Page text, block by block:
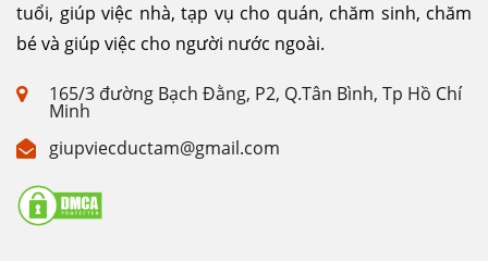
tuổi, giúp việc nhà, tạp vụ cho quán, chăm sinh, chăm
bé và giúp việc cho người nước ngoài.
165/3 đường Bạch Đằng, P2, Q.Tân Bình, Tp Hồ Chí
Minh
giupviecductam@gmail.com